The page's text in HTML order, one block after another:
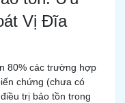
Vị Đĩa
80% các trường hợp
chứng (chưa có
trị bảo tồn trong